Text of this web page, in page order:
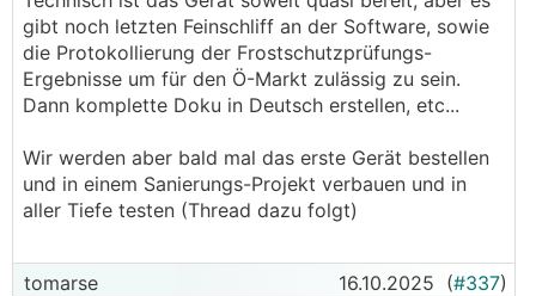
gibt noch letzten Feinschliff an der Software, sowie
die Protokollierung der Frostschutzprüfungs-
Ergebnisse um für den Ö-Markt zulässig zu sein.
Dann komplette Doku in Deutsch erstellen, etc...
Wir werden aber bald mal das erste Gerät bestellen
und in einem Sanierungs-Projekt verbauen und in
aller Tiefe testen (Thread dazu folgt)
tomarse 16.10.2025 (#337)